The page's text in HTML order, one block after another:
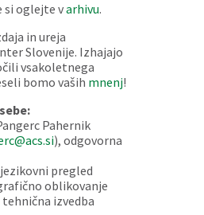
si oglejte varhivu.
in ureja
Slovenije. Izhajajo
vsakoletnega
bomo vaših mnenj!
Pahernik
), odgovorna
pregled
oblikovanje
tehnična izvedba